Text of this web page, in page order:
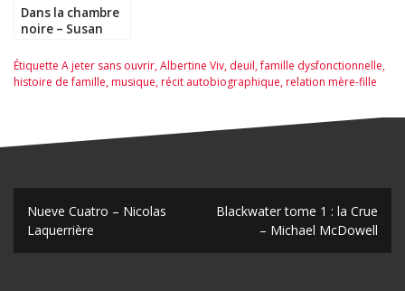
Dans la chambre
noire – Susan
Étiquette A jeter sans ouvrir,Albertine Viv, deuil,famille dysfonctionnelle,
histoire de famille,musique,récit autobiographique,relation mère-fille
N
a
Nueve Cuatro – Nicolas
Laquerrière
Blackwater tome 1 : la Crue
– Michael McDowell